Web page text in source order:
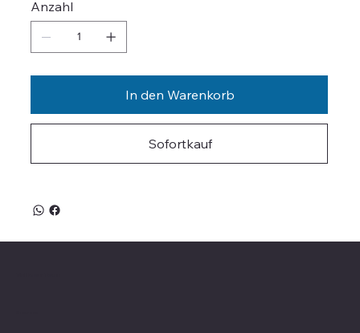
Anzahl
In den Warenkorb
Sofortkauf